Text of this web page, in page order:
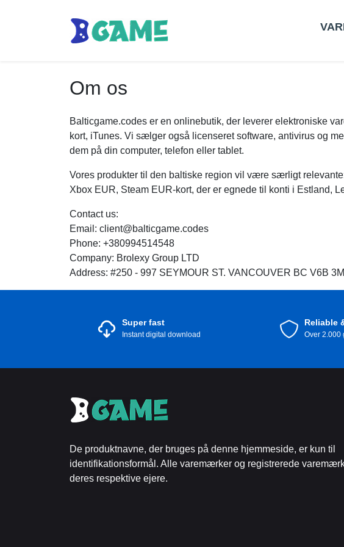
Om os
Balticgame.codes er en onlinebutik, der leverer elektroniske
kort, iTunes. Vi sælger også licenseret software, antivirus og
dem på din computer, telefon eller tablet.
Vores produkter til den baltiske region vil være særligt
Xbox EUR, Steam EUR-kort, der er egnede til konti i Estland,
Contact us:
Email: client@balticgame.codes
Phone: +380994514548
Company: Brolexy Group LTD
Address: #250 - 997 SEYMOUR ST. VANCOUVER BC V6B
Super fast
Instant digital download
Reliable
Over 2.000
De produktnavne, der bruges på denne hjemmeside, er kun til
identifikationsformål. Alle varemærker og registrerede
deres respektive ejere.